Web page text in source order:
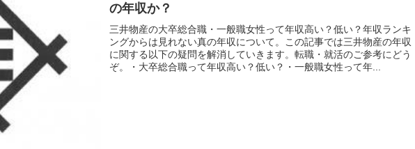
の年収か？
三井物産の大卒総合職・一般職女性って年収高い？低い？年収ランキ
ングからは見れない真の年収について。この記事では三井物産の年収
に関する以下の疑問を解消していきます。転職・就活のご参考にどう
ぞ。・大卒総合職って年収高い？低い？・一般職女性って年...